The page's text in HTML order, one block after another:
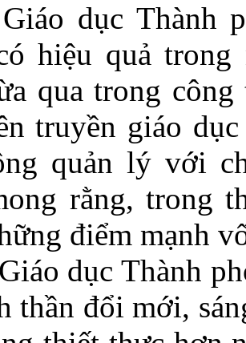
dục Thành
hiệu quả trong
qua trong công
truyền giáo
quản lý với
rằng, trong
điểm mạnh
dục Thành
thần đổi mới,